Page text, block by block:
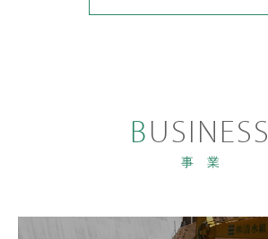
BUSINESS
事 業